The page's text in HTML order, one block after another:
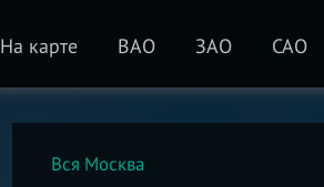
На карте ВАО ЗАО САО
Вся Москва